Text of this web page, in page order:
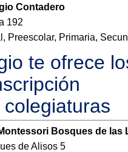
Contadero
192
Preescolar, Primaria,
te ofrece
Montessori Bosques de las
de Alisos 5